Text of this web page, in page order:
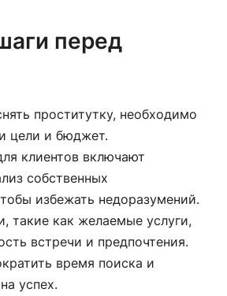
перед
проститутку, необходимо
цели и бюджет.
клиентов включают
собственных
избежать недоразумений.
такие как желаемые услуги,
встречи и предпочтения.
время поиска и
успех.